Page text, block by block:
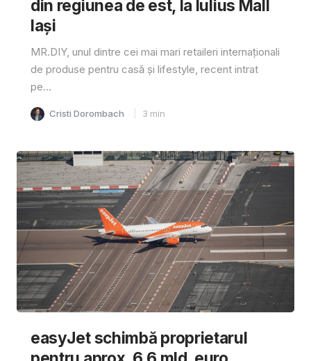
din regiunea de est, la Iulius Mall
Iași
MR.DIY, unul dintre cei mai mari retaileri internaționali
de produse pentru casă și lifestyle, recent intrat
pe...
Cristi Dorombach 3 min
easyJet schimbă proprietarul